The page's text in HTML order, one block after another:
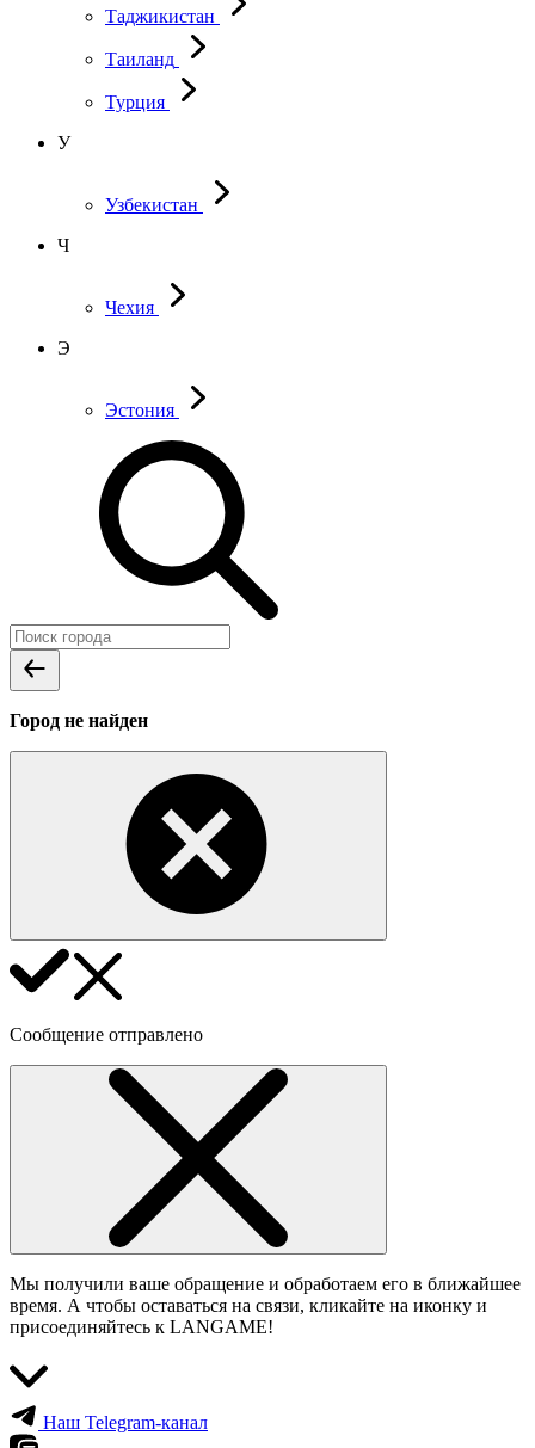
Таджикистан
Таиланд
Турция
У
Узбекистан
Ч
Чехия
Э
Эстония
Город не найден
Сообщение отправлено
Мы получили ваше обращение и обработаем его в ближайшее
время. А чтобы оставаться на связи, кликайте на иконку и
присоединяйтесь к LANGAME!
Наш Telegram-канал